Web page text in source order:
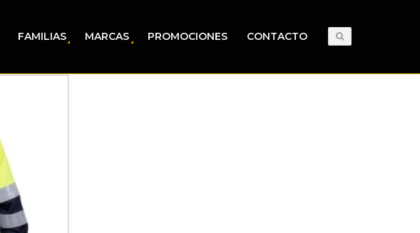
FAMILIAS MARCAS PROMOCIONES CONTACTO